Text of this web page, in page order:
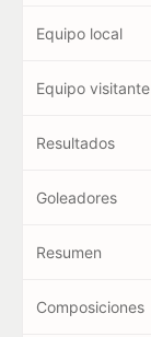
Equipo local
Equipo visitante
Resultados
Goleadores
Resumen
Composiciones